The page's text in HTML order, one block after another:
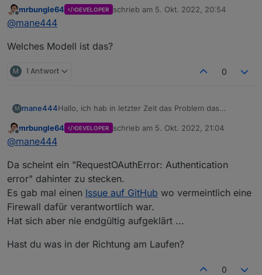
mrbungle64 DEVELOPER schrieb am 5. Okt. 2022, 20:54
zuletzt editiert von
@mane444
Welches Modell ist das?
M 1 Antwort 0
M mane444Hallo, ich hab in letzter Zeit das Problem das
massenweise Warnmeldungen im ecovacs Adapter
Diese Warnung kommt bis zu 100mal innerhalb von 3
Sekunden.
ecovacs-deebot.0
ecovacs-deebot.0
2022-10-05 19:11:25.393	warn	Received
ecovacs-deebot.0
2022-10-05 19:11:25.392	warn	Received
35 Adapter und bei Normalbetrieb ca 40%
Auslastung.
Node.js v16.17.1
NPM 8.15.0
Kennt jemand das Problem?
mrbungle64 DEVELOPER schrieb am 5. Okt. 2022, 21:04
zuletzt editiert von
@mane444
Da scheint ein "RequestOAuthError: Authentication
error" dahinter zu stecken.
Es gab mal einen Issue auf GitHub wo vermeintlich eine
Firewall dafür verantwortlich war.
Hat sich aber nie endgültig aufgeklärt ...
Hast du was in der Richtung am Laufen?
0